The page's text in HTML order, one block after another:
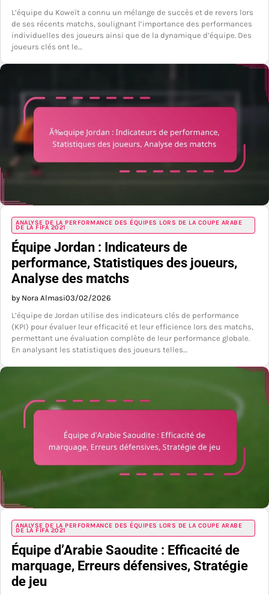
L’équipe du Koweït a connu un mélange de succès et de revers lors
de ses récents matchs, soulignant l’importance des performances
individuelles des joueurs ainsi que de la dynamique d’équipe. Des
joueurs clés ont le…
ANALYSE DE LA PERFORMANCE DES ÉQUIPES LORS DE LA COUPE ARABE
DE LA FIFA 2021
Équipe Jordan : Indicateurs de
performance, Statistiques des joueurs,
Analyse des matchs
by Nora Almasi03/02/2026
L’équipe de Jordan utilise des indicateurs clés de performance
(KPI) pour évaluer leur efficacité et leur efficience lors des matchs,
permettant une évaluation complète de leur performance globale.
En analysant les statistiques des joueurs telles…
ANALYSE DE LA PERFORMANCE DES ÉQUIPES LORS DE LA COUPE ARABE
DE LA FIFA 2021
Équipe d’Arabie Saoudite : Efficacité de
marquage, Erreurs défensives, Stratégie
de jeu